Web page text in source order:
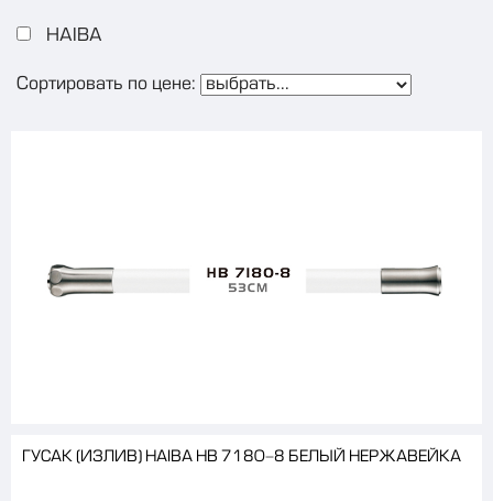
HAIBA
Сортировать по цене:
ГУСАК (ИЗЛИВ) HAIBA HB 7180-8 БЕЛЫЙ НЕРЖАВЕЙКА